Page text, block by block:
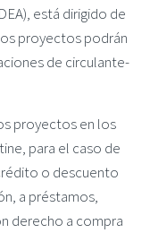
está dirigido de
proyectos podrán
de circulante-
proyectos en los
para el caso de
o descuento
a préstamos,
derecho a compra